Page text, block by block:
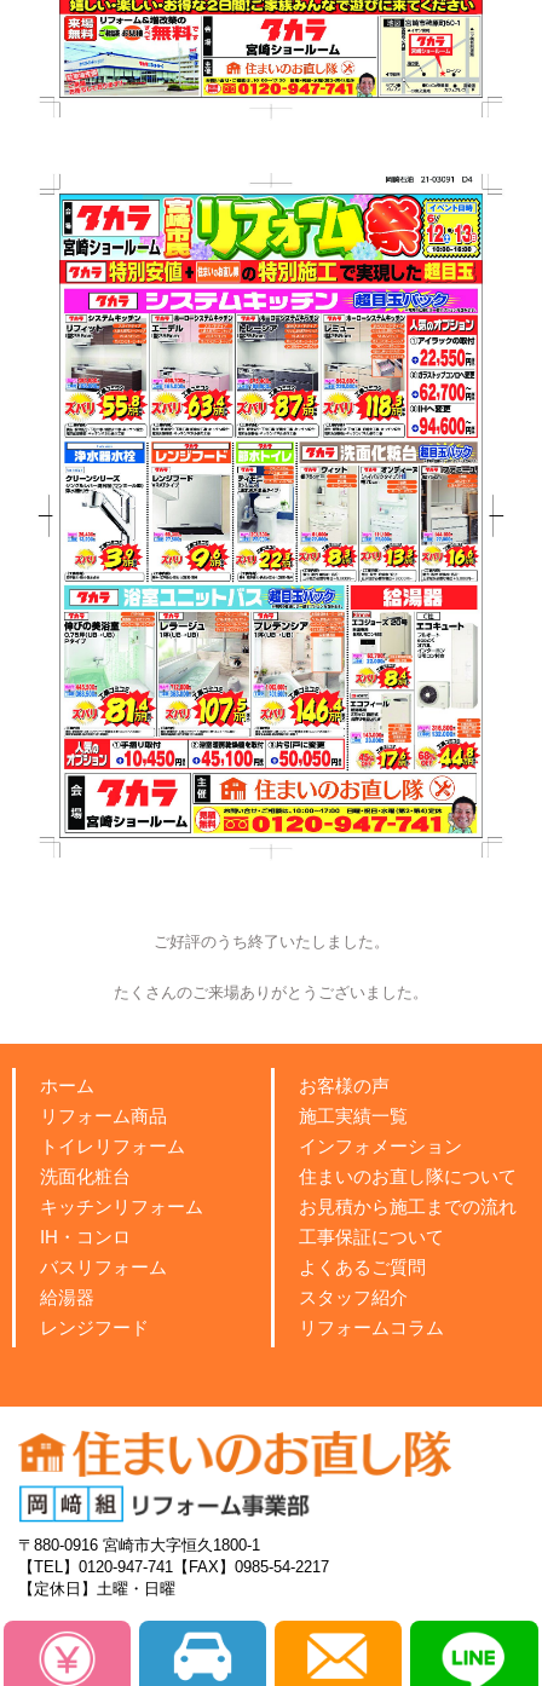
ご好評のうち終了いたしました。
たくさんのご来場ありがとうございました。
ホーム
リフォーム商品
トイレリフォーム
洗面化粧台
キッチンリフォーム
IH・コンロ
バスリフォーム
給湯器
レンジフード
お客様の声
施工実績一覧
インフォメーション
住まいのお直し隊について
お見積から施工までの流れ
工事保証について
よくあるご質問
スタッフ紹介
リフォームコラム
〒880-0916 宮崎市大字恒久1800-1
【TEL】0120-947-741 【FAX】0985-54-2217
【定休日】土曜・日曜
プライバシーポリシー
Copyright©住まいのお直し隊 all rights reserved.